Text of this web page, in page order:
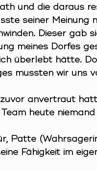
und die daraus
seiner Meinung
Dieser gab
meines Dorfes
überlebt hätte.
mussten wir uns
anvertraut
heute
Patte
Fähigkeit im